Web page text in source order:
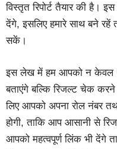
विस्तृत रिपोर्ट तैयार की है।
देंगे, इसलिए हमारे साथ बने रहें
सकें।
इस लेख में हम आपको न केवल
बताएंगे बल्कि रिजल्ट चेक
लिए आपको अपना रोल नंबर
होगी, ताकि आप आसानी से
आपको महत्वपूर्ण लिंक भी देंगे